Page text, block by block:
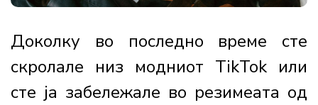
Доколку во последно време сте
скролале низ модниот TikTok или
сте ја забележале во резимеата од